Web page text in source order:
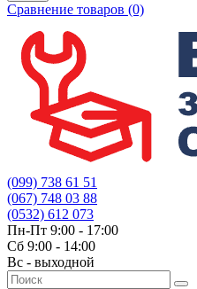
Сравнение товаров (0)
(099) 738 61 51
(067) 748 03 88
(0532) 612 073
Пн-Пт 9:00 - 17:00
Сб 9:00 - 14:00
Вс - выходной